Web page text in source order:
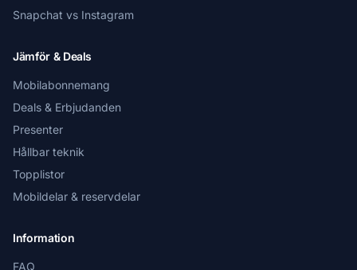
Snapchat vs Instagram
Jämför & Deals
Mobilabonnemang
Deals & Erbjudanden
Presenter
Hållbar teknik
Topplistor
Mobildelar & reservdelar
Information
FAQ